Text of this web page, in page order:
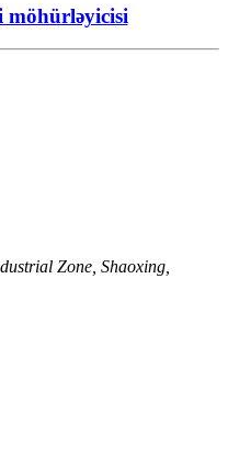
möhürləyicisi
Zone, Shaoxing,